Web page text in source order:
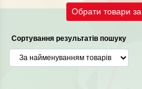
Обрати товари
Сортування результатів пошуку